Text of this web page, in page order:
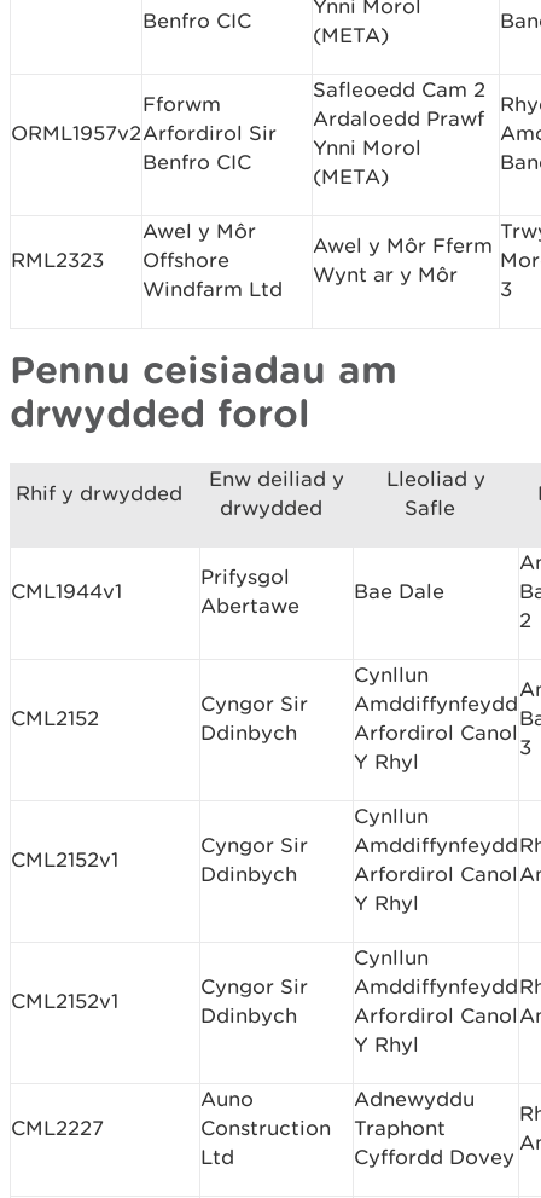
Benfro CIC
Ynni Morol
(META)
ORML1957v2
Fforwm
Arfordirol Sir
Benfro CIC
Safleoedd Cam 2
Ardaloedd Prawf
Ynni Morol
(META)
RML2323
Awel y Môr
Offshore
Windfarm Ltd
Awel y Môr Fferm
Wynt ar y Môr
3
Pennu ceisiadau am
drwydded forol
Rhif y drwydded
Enw deiliad y
drwydded
Lleoliad y
Safle
CML1944v1
Prifysgol
Abertawe
Bae Dale
2
CML2152
Cyngor Sir
Ddinbych
Cynllun
Amddiffynfeydd
Arfordirol Canol
Y Rhyl
3
CML2152v1
Cyngor Sir
Ddinbych
Cynllun
Amddiffynfeydd
Arfordirol Canol
Y Rhyl
CML2152v1
Cyngor Sir
Ddinbych
Cynllun
Amddiffynfeydd
Arfordirol Canol
Y Rhyl
CML2227
Auno
Construction
Ltd
Adnewyddu
Traphont
Cyffordd Dovey